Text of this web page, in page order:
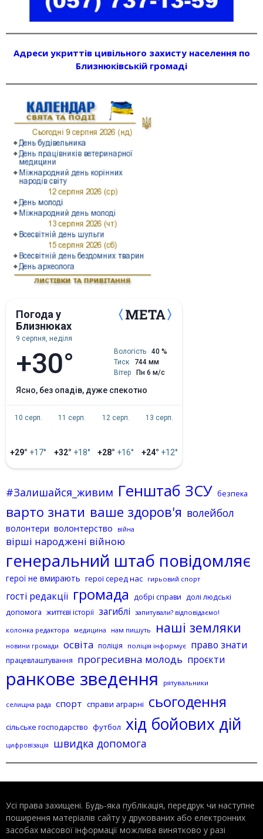
Адреси укриттів цивільного захисту населення по
Близнюківській громаді
Погода у
Близнюках
9 серпня, неділя
+30° Вологість
40 %
Тиск
744 мм
Вітер
Пн 6 м/с
ясно, без опадів, дуже спекотно
10 серп.
+29° +17°
11 серп.
+32° +18°
12 серп.
+28° +16°
13 серп.
+24° +12°
#Залишайся_живим Генштаб ЗСУ безпека
варто знати ваше здоров'я волейбол
волонтери волонтерство війна
вірші народжені війною
генеральний штаб повідомляє
герої не вмирають герої серед нас гирьовий спорт
гості редакції громада добрі справи долі людські
допомога життєві історії загиблі запитували? відповідаємо!
колонка редактора
медицина нам пишуть наші земляки
новини громади освіта поліція поліція інформує право знати
працевлаштування прогресивна молодь проєкти
ранкове зведення рятувальники
селищна рада спорт справи аграрні сьогодення
сільське господарство футбол хід бойових дій
цифровізація швидка допомога
Усі права захищені. Будь-яка публiкацiя, передрук чи наступне
поширення матеріалів сайту у друкованих або електронних
засобах масової інформації можлива винятково у разі